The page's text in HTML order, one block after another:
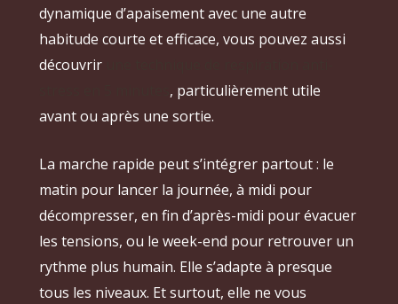
dynamique d’apaisement avec une autre
habitude courte et efficace, vous pouvez aussi
découvrir
, particulièrement utile
avant ou après une sortie.
La marche rapide peut s’intégrer partout : le
matin pour lancer la journée, à midi pour
décompresser, en fin d’après-midi pour évacuer
les tensions, ou le week-end pour retrouver un
rythme plus humain. Elle s’adapte à presque
tous les niveaux. Et surtout, elle ne vous